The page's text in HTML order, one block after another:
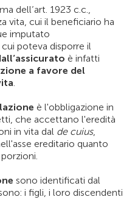
dell’art. 1923 c.c.,
vita, cui il beneficiario ha
imputato
poteva disporre il
è infatti
a favore del
.
è l'obbligazione in
che accettano l'eredità
in vita dal de cuius,
ereditario quanto
sono identificati dal
i figli, i loro discendenti